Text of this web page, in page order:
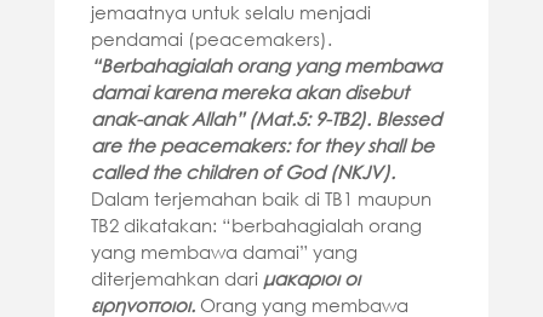
jemaatnya untuk selalu menjadi
pendamai (peacemakers).
“Berbahagialah orang yang membawa
damai karena mereka akan disebut
anak-anak Allah” (Mat.5: 9-TB2). Blessed
are the peacemakers: for they shall be
called the children of God (NKJV).
Dalam terjemahan baik di TB1 maupun
TB2 dikatakan: “berbahagialah orang
yang membawa damai” yang
diterjemahkan dari μακαριοι οι
ειρηνοποιοι.Orang yang membawa